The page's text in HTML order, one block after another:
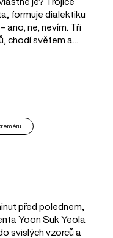
formuje dialektiku
ano, ne, nevím. Tři
chodí světem a...
před polednem,
Yoon Suk Yeola
svislých vzorců a